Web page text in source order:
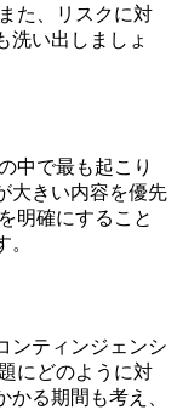
また、リスクに対
洗い出しましょ
中で最も起こり
大きい内容を優先
明確にすること
ンティンジェンシ
にどのように対
る期間も考え、